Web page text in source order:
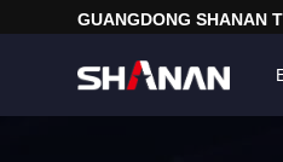
GUANGDONG SHANAN